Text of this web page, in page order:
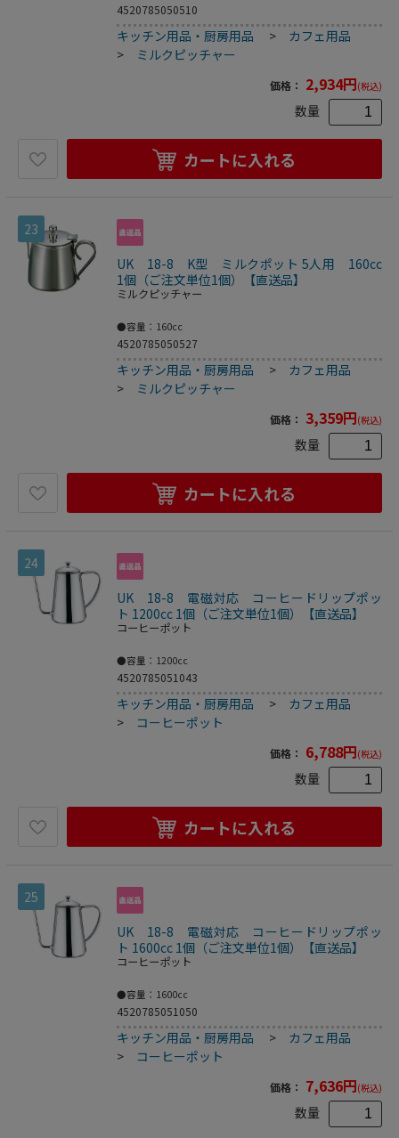
4520785050510
キッチン用品・厨房用品 > カフェ用品
> ミルクピッチャー
価格： 2,934円(税込)
数量
カートに入れる
23
UK 18-8 K型 ミルクポット 5人用 160cc
1個（ご注文単位1個）【直送品】
ミルクピッチャー
●容量：160cc
4520785050527
キッチン用品・厨房用品 > カフェ用品
> ミルクピッチャー
価格： 3,359円(税込)
数量
カートに入れる
24
UK 18-8 電磁対応 コーヒードリップポッ
ト 1200cc 1個（ご注文単位1個）【直送品】
コーヒーポット
●容量：1200cc
4520785051043
キッチン用品・厨房用品 > カフェ用品
> コーヒーポット
価格： 6,788円(税込)
数量
カートに入れる
25
UK 18-8 電磁対応 コーヒードリップポッ
ト 1600cc 1個（ご注文単位1個）【直送品】
コーヒーポット
●容量：1600cc
4520785051050
キッチン用品・厨房用品 > カフェ用品
> コーヒーポット
価格： 7,636円(税込)
数量